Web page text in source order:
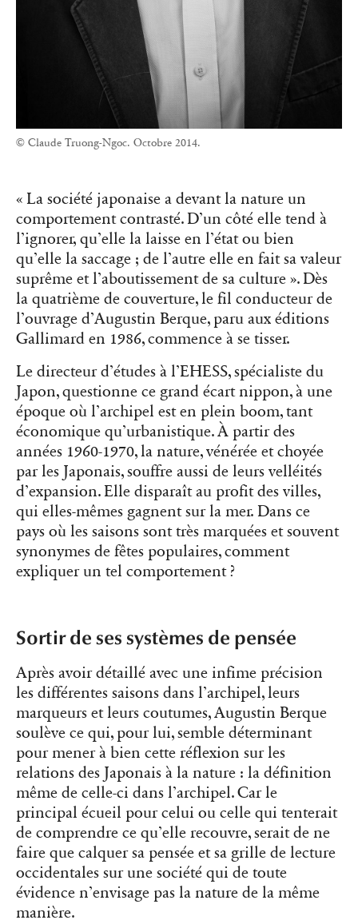
© Claude Truong-Ngoc. Octobre 2014.
« La société japonaise a devant la nature un
comportement contrasté. D’un côté elle tend à
l’ignorer, qu’elle la laisse en l’état ou bien
qu’elle la saccage ; de l’autre elle en fait sa valeur
suprême et l’aboutissement de sa culture ». Dès
la quatrième de couverture, le fil conducteur de
l’ouvrage d’Augustin Berque, paru aux éditions
Gallimard en 1986, commence à se tisser.
Le directeur d’études à l’EHESS, spécialiste du
Japon, questionne ce grand écart nippon, à une
époque où l’archipel est en plein boom, tant
économique qu’urbanistique. À partir des
années 1960-1970, la nature, vénérée et choyée
par les Japonais, souffre aussi de leurs velléités
d’expansion. Elle disparaît au profit des villes,
qui elles-mêmes gagnent sur la mer. Dans ce
pays où les saisons sont très marquées et souvent
synonymes de fêtes populaires, comment
expliquer un tel comportement ?
Sortir de ses systèmes de pensée
Après avoir détaillé avec une infime précision
les différentes saisons dans l’archipel, leurs
marqueurs et leurs coutumes, Augustin Berque
soulève ce qui, pour lui, semble déterminant
pour mener à bien cette réflexion sur les
relations des Japonais à la nature : la définition
même de celle-ci dans l’archipel. Car le
principal écueil pour celui ou celle qui tenterait
de comprendre ce qu’elle recouvre, serait de ne
faire que calquer sa pensée et sa grille de lecture
occidentales sur une société qui de toute
évidence n’envisage pas la nature de la même
manière.